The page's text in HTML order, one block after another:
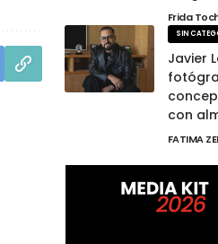
Frida
SIN
Javier
con
FATIMA